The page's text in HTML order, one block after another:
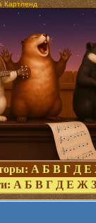
Картленд
А Б В Г Д Е
А Б В Г Д Е Ж З